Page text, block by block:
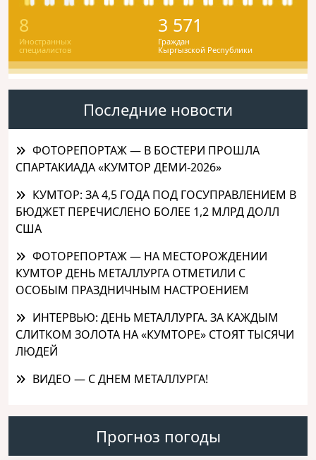
8
Иностранных
специалистов
3 571
Граждан
Кыргызской Республики
Последние новости
ФОТОРЕПОРТАЖ — В БОСТЕРИ ПРОШЛА
СПАРТАКИАДА «КУМТОР ДЕМИ-2026»
КУМТОР: ЗА 4,5 ГОДА ПОД ГОСУПРАВЛЕНИЕМ В
БЮДЖЕТ ПЕРЕЧИСЛЕНО БОЛЕЕ 1,2 МЛРД ДОЛЛ
США
ФОТОРЕПОРТАЖ — НА МЕСТОРОЖДЕНИИ
КУМТОР ДЕНЬ МЕТАЛЛУРГА ОТМЕТИЛИ С
ОСОБЫМ ПРАЗДНИЧНЫМ НАСТРОЕНИЕМ
ИНТЕРВЬЮ: ДЕНЬ МЕТАЛЛУРГА. ЗА КАЖДЫМ
СЛИТКОМ ЗОЛОТА НА «КУМТОРЕ» СТОЯТ ТЫСЯЧИ
ЛЮДЕЙ
ВИДЕО — С ДНЕМ МЕТАЛЛУРГА!
Прогноз погоды